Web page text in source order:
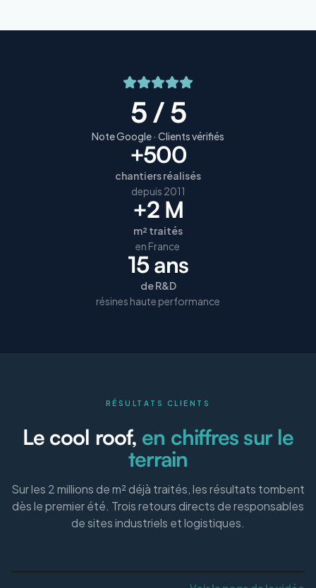
5 / 5
Note Google · Clients vérifiés
+500
chantiers réalisés
depuis 2011
+2 M
m² traités
en France
15 ans
de R&D
résines haute performance
RÉSULTATS CLIENTS
Le cool roof, en chiffres sur le
terrain
Sur les 2 millions de m² déjà traités, les résultats tombent
dès le premier été. Trois retours directs de responsables
de sites industriels et logistiques.